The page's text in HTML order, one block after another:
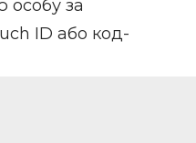
особу за
ID або код-